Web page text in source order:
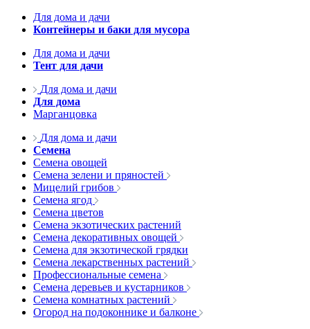
Для дома и дачи
Контейнеры и баки для мусора
Для дома и дачи
Тент для дачи
Для дома и дачи
Для дома
Марганцовка
Для дома и дачи
Семена
Семена овощей
Семена зелени и пряностей
Мицелий грибов
Семена ягод
Семена цветов
Семена экзотических растений
Семена декоративных овощей
Семена для экзотической грядки
Семена лекарственных растений
Профессиональные семена
Семена деревьев и кустарников
Семена комнатных растений
Огород на подоконнике и балконе